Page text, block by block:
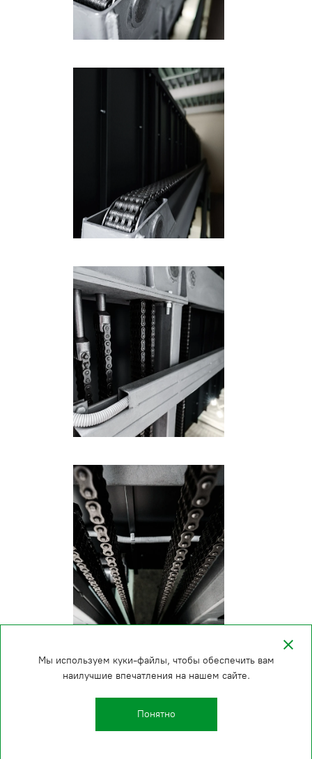
Мы используем куки-файлы, чтобы обеспечить вам
наилучшие впечатления на нашем сайте.
Понятно